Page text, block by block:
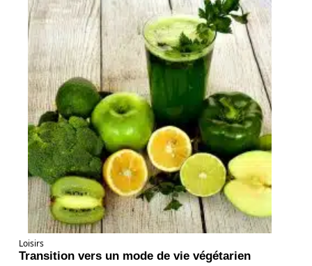
Loisirs
Transition vers un mode de vie végétarien